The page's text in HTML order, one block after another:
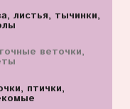
листья, тычинки,
веточки,
птички,